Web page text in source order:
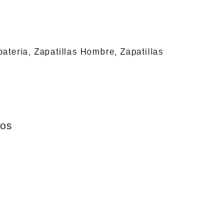
, Zapatillas Hombre,Zapatillas